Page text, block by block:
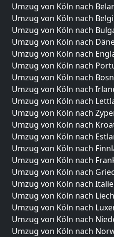
Umzug von Köln nach
Umzug von Köln nach
Umzug von Köln nach
Umzug von Köln nach
Umzug von Köln nach
Umzug von Köln nach
Umzug von Köln nach
Umzug von Köln nach
Umzug von Köln nach
Umzug von Köln nach
Umzug von Köln nach
Umzug von Köln nach
Umzug von Köln nach
Umzug von Köln nach
Umzug von Köln nach
Umzug von Köln nach
Umzug von Köln nach
Umzug von Köln nach
Umzug von Köln nach
Umzug von Köln nach